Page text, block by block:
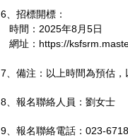
6、招標開標：
時間：2025年8月5日
網址：https://
7、備注：以上時間為預估，
8、報名聯絡人員：劉女士
9、報名聯絡電話：023-